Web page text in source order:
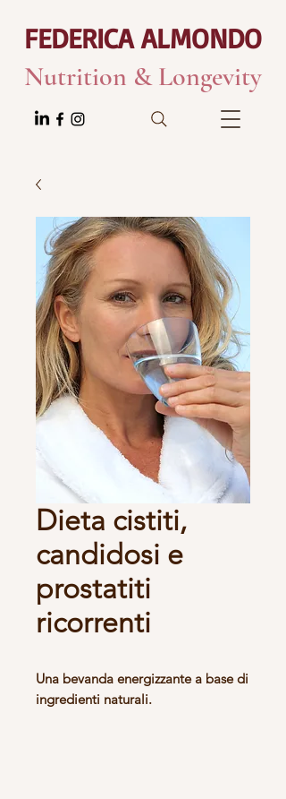
FEDERICA ALMONDO
Nutrition & Longevity
Dieta cistiti,
candidosi e
prostatiti
ricorrenti
Una bevanda energizzante a base di
ingredienti naturali.